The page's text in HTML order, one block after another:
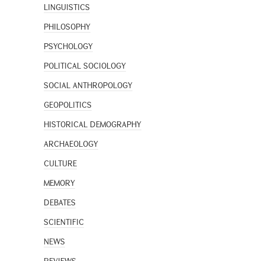
LINGUISTICS
PHILOSOPHY
PSYCHOLOGY
POLITICAL SOCIOLOGY
SOCIAL ANTHROPOLOGY
GEOPOLITICS
HISTORICAL DEMOGRAPHY
ARCHAEOLOGY
CULTURE
MEMORY
DEBATES
SCIENTIFIC
NEWS